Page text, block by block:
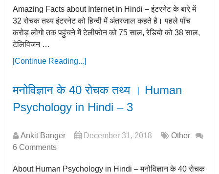
Amazing Facts about Internet in Hindi – इंटरनेट के बारे में
32 रोचक तथ्य इंटरनेट को हिन्दी में अंतरजाल कहते है। पहले पाँच
करोड़ लोगो तक पहुंचने में टेलीफोन को 75 साल, रेडियो को 38 साल,
टेलिविजन …
[Continue Reading...]
मनोविज्ञान के 40 रोचक तथ्य । Human
Psychology in Hindi – 3
Ankit Banger December 31, 2018
Other
6 Comments
About Human Psychology in Hindi – मनोविज्ञान के 40 रोचक